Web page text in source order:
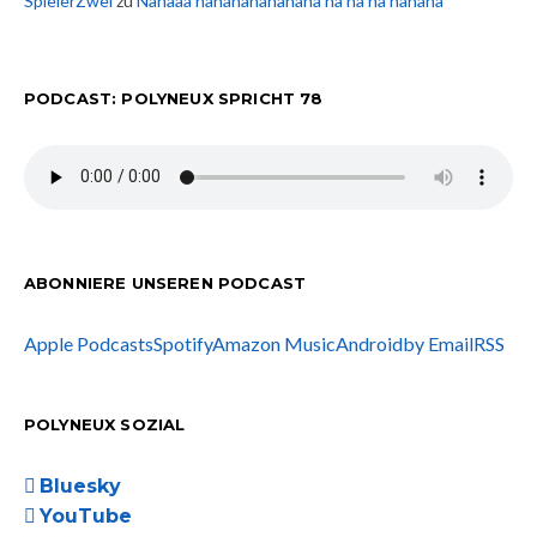
PODCAST: POLYNEUX SPRICHT 78
ABONNIERE UNSEREN PODCAST
Apple PodcastsSpotifyAmazon MusicAndroidby EmailRSS
POLYNEUX SOZIAL
Bluesky
YouTube